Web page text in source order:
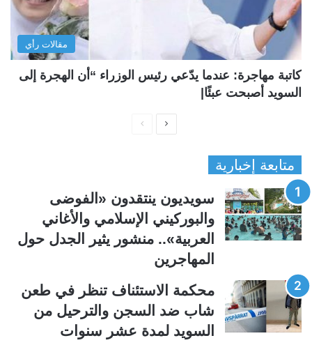
مقالات رأي
كاتبة مهاجرة: عندما يدّعي رئيس الوزراء “أن الهجرة إلى
السويد أصبحت عبئًا|
ح
ة
ا
ب
ح
ة
ا
ل
ل
ي
متابعة إخبارية
سويديون ينتقدون «الفوضى
والبوركيني الإسلامي والأغاني
العربية».. منشور يثير الجدل حول
المهاجرين
محكمة الاستئناف تنظر في طعن
شاب ضد السجن والترحيل من
السويد لمدة عشر سنوات